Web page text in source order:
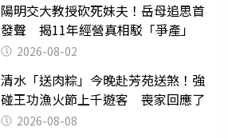
陽明交大教授砍死妹夫！岳母追思首
發聲 揭11年經營真相駁「爭產」
2026-08-02
清水「送肉粽」今晚赴芳苑送煞！強
碰王功漁火節上千遊客 喪家回應了
2026-08-08